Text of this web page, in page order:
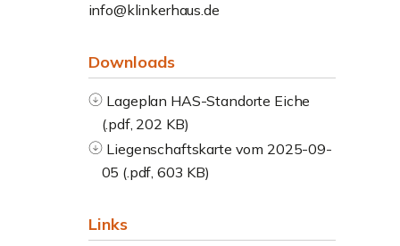
info@klinkerhaus.de
Downloads
Lageplan HAS-Standorte Eiche
(.pdf, 202 KB)
Liegenschaftskarte vom 2025-09-
05 (.pdf, 603 KB)
Links